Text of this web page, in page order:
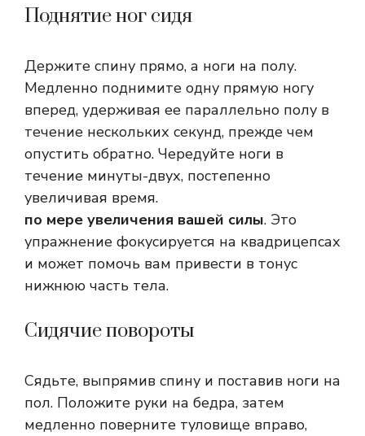
Поднятие ног сидя
Держите спину прямо, а ноги на полу.
Медленно поднимите одну прямую ногу
вперед, удерживая ее параллельно полу в
течение нескольких секунд, прежде чем
опустить обратно. Чередуйте ноги в
течение минуты-двух, постепенно
увеличивая время.
по мере увеличения вашей силы. Это
упражнение фокусируется на квадрицепсах
и может помочь вам привести в тонус
нижнюю часть тела.
Сидячие повороты
Сядьте, выпрямив спину и поставив ноги на
пол. Положите руки на бедра, затем
медленно поверните туловище вправо,